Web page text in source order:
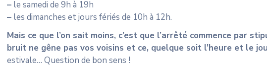
–le samedi de 9h à 19h
–les dimanches et jours fériés de 10h à 12h.
Mais ce que l’on sait moins, c’est que l’arrêté commence par
bruit ne gêne pas vos voisins et ce, quelque soit l’heure et le
estivale… Question de bon sens !